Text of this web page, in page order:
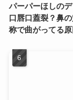
パーパーほしの
口唇口蓋裂？鼻
称で曲がってる